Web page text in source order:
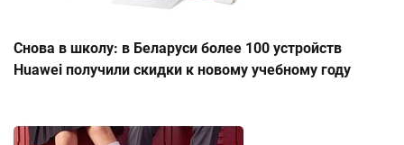
Снова в школу: в Беларуси более 100 устройств
Huawei получили скидки к новому учебному году